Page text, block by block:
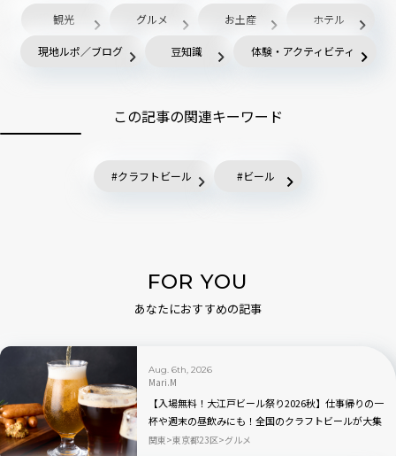
観光 グルメ お土産 ホテル
現地ルポ／ブログ 豆知識 体験・アクティビティ
この記事の関連キーワード
クラフトビール ビール
FOR YOU
あなたにおすすめの記事
Aug. 6th, 2026
Mari.M
【入場無料！大江戸ビール祭り2026秋】仕事帰りの一
杯や週末の昼飲みにも！全国のクラフトビールが大集
合｜品川
関東 東京都23区 グルメ